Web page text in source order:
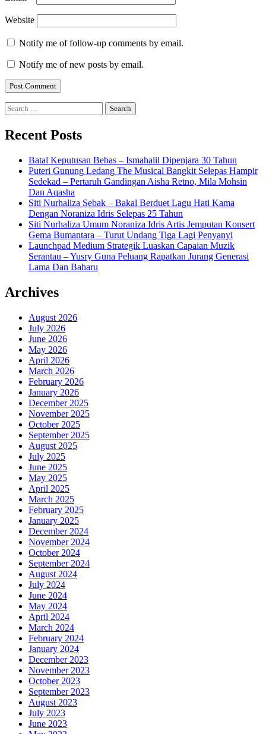
Website
Notify me of follow-up comments by email.
Notify me of new posts by email.
Search
for:
Recent Posts
Batal Keputusan Bebas – Ismahalil Dipenjara 30 Tahun
Puteri Gunung Ledang The Musical Bangkit Selepas Hampir
Sedekad – Pertaruh Gandingan Aisha Retno, Mila Mohsin
Dan Aqasha
Siti Nurhaliza Sebak – Bakal Berduet Lagu Hati Kama
Dengan Noraniza Idris Selepas 25 Tahun
Siti Nurhaliza Umum Noraniza Idris Artis Jemputan Konsert
Gema Bumantara – Turut Undang Tiga Lagi Penyanyi
Launchpad Medium Strategik Luaskan Capaian Muzik
Serantau – Yusry Guna Peluang Rapatkan Jurang Generasi
Lama Dan Baharu
Archives
August 2026
July 2026
June 2026
May 2026
April 2026
March 2026
February 2026
January 2026
December 2025
November 2025
October 2025
September 2025
August 2025
July 2025
June 2025
May 2025
April 2025
March 2025
February 2025
January 2025
December 2024
November 2024
October 2024
September 2024
August 2024
July 2024
June 2024
May 2024
April 2024
March 2024
February 2024
January 2024
December 2023
November 2023
October 2023
September 2023
August 2023
July 2023
June 2023